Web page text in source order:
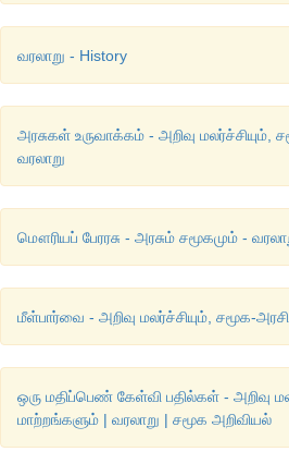
வரலாறு - History
அரசுகள் உருவாக்கம் - அறிவு மலர்ச்சியும்,
வரலாறு
மௌரியப் பேரரசு - அரசும் சமூகமும் -
மீள்பார்வை - அறிவு மலர்ச்சியும், சமூக-
ஒரு மதிப்பெண் கேள்வி பதில்கள் - அறிவு
மாற்றங்களும் | வரலாறு | சமூக அறிவியல்